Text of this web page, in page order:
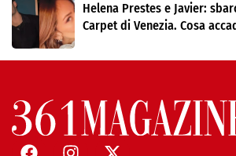
Helena Prestes e Javier:
Carpet di Venezia. Cosa